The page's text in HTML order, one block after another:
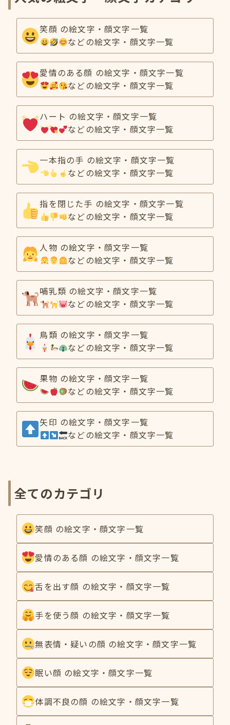
笑顔 の絵文字・顔文字一覧
などの絵文字・顔文字一覧
愛情のある顔 の絵文字・顔文字一覧
などの絵文字・顔文字一覧
ハート の絵文字・顔文字一覧
などの絵文字・顔文字一覧
一本指の手 の絵文字・顔文字一覧
などの絵文字・顔文字一覧
指を閉じた手 の絵文字・顔文字一覧
などの絵文字・顔文字一覧
人物 の絵文字・顔文字一覧
などの絵文字・顔文字一覧
哺乳類 の絵文字・顔文字一覧
などの絵文字・顔文字一覧
鳥類 の絵文字・顔文字一覧
などの絵文字・顔文字一覧
果物 の絵文字・顔文字一覧
などの絵文字・顔文字一覧
矢印 の絵文字・顔文字一覧
などの絵文字・顔文字一覧
全てのカテゴリ
笑顔 の絵文字・顔文字一覧
愛情のある顔 の絵文字・顔文字一覧
舌を出す顔 の絵文字・顔文字一覧
手を使う顔 の絵文字・顔文字一覧
無表情・疑いの顔 の絵文字・顔文字一覧
眠い顔 の絵文字・顔文字一覧
体調不良の顔 の絵文字・顔文字一覧